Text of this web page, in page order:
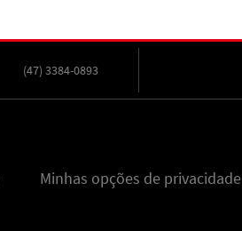
(47) 3384-0893
Minhas opções de privacidade